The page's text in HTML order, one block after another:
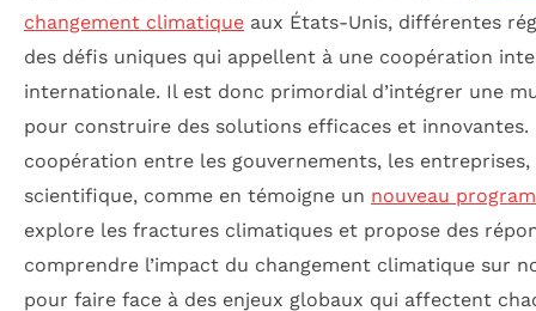
changement climatique aux États-Unis, différentes
des défis uniques qui appellent à une coopération
internationale. Il est donc primordial d’intégrer une
pour construire des solutions efficaces et innovantes.
coopération entre les gouvernements, les
scientifique, comme en témoigne un nouveau
explore les fractures climatiques et propose des
comprendre l’impact du changement climatique sur
pour faire face à des enjeux globaux qui affectent